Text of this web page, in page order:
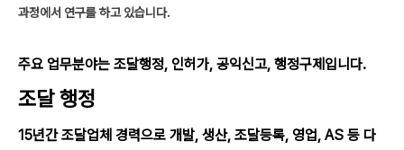
과정에서 연구를 하고 있습니다.
주요 업무분야는 조달행정, 인허가, 공익신고, 행정구제입니다.
조달 행정
15년간 조달업체 경력으로 개발, 생산, 조달등록, 영업, AS 등 다